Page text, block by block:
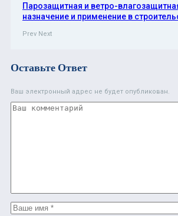
Парозащитная и ветро-
назначение и применение в
Prev Next
Оставьте Ответ
Ваш электронный адрес не будет опубликован.